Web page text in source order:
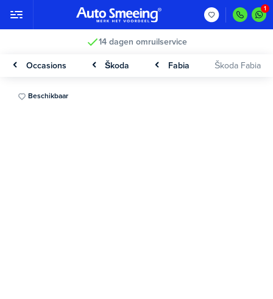
14 dagen omruilservice
Occasions Škoda Fabia Škoda Fabia
Beschikbaar